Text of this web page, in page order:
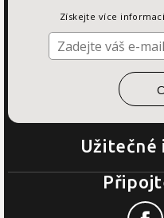
Užitečné
Získejte více